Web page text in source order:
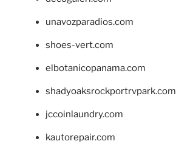
unavozparadios.com
shoes-vert.com
elbotanicopanama.com
shadyoaksrockportrvpark.com
jccoinlaundry.com
kautorepair.com